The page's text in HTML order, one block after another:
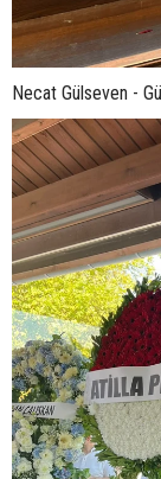
Necat Gülseven -